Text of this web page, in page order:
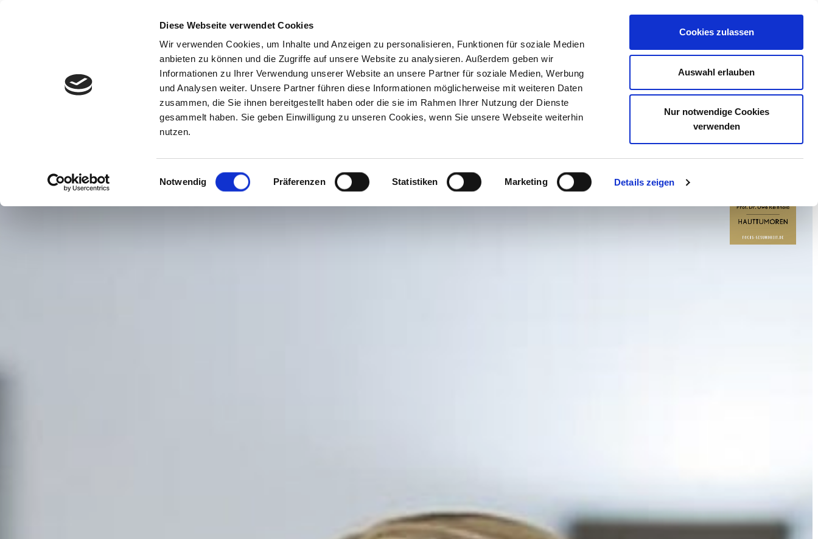
Diese Webseite verwendet Cookies
Wir verwenden Cookies, um Inhalte und Anzeigen zu personalisieren, Funktionen für soziale Medien
anbieten zu können und die Zugriffe auf unsere Website zu analysieren. Außerdem geben wir
Informationen zu Ihrer Verwendung unserer Website an unsere Partner für soziale Medien, Werbung
und Analysen weiter. Unsere Partner führen diese Informationen möglicherweise mit weiteren Daten
zusammen, die Sie ihnen bereitgestellt haben oder die sie im Rahmen Ihrer Nutzung der Dienste
gesammelt haben. Sie geben Einwilligung zu unseren Cookies, wenn Sie unsere Webseite weiterhin
nutzen.
Einwilligungsauswahl
Notwendig Präferenzen Statistiken Marketing Details zeigen
Cookies zulassen
Auswahl erlauben
Nur notwendige Cookies
verwenden
0228 227 209 200 Termin online buchen Suche
Dermatologie Hautkrebs Ästhetik Phlebologie